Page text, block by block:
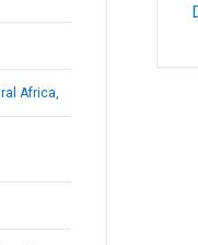
Africa,